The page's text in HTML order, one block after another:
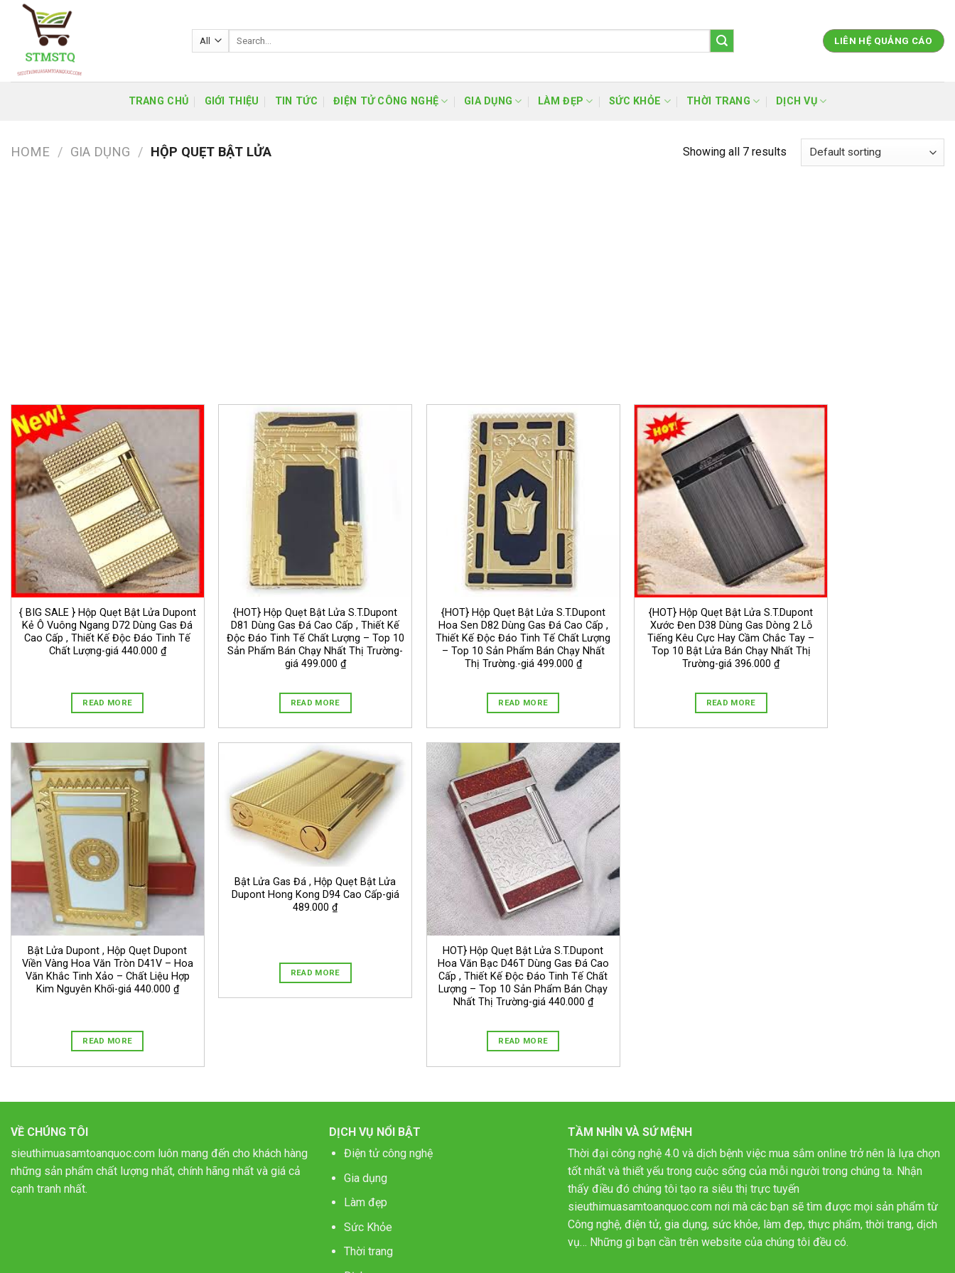
LIÊN HỆ QUẢNG CÁO
TRANG CHỦ GIỚI THIỆU TIN TỨC ĐIỆN TỬ CÔNG NGHỆ GIA DỤNG LÀM ĐẸP SỨC KHỎE THỜI TRANG DỊCH VỤ
HOME / GIA DỤNG / HỘP QUẸT BẬT LỬA Showing all 7 results
{ BIG SALE } Hộp Quẹt Bật Lửa Dupont
Kẻ Ô Vuông Ngang D72 Dùng Gas Đá
Cao Cấp , Thiết Kế Độc Đáo Tinh Tế
Chất Lượng-giá 440.000 ₫
READ MORE
{HOT} Hộp Quẹt Bật Lửa S.T.Dupont
D81 Dùng Gas Đá Cao Cấp , Thiết Kế
Độc Đáo Tinh Tế Chất Lượng – Top 10
Sản Phẩm Bán Chạy Nhất Thị Trường-
giá 499.000 ₫
READ MORE
{HOT} Hộp Quẹt Bật Lửa S.T.Dupont
Hoa Sen D82 Dùng Gas Đá Cao Cấp ,
Thiết Kế Độc Đáo Tinh Tế Chất Lượng
– Top 10 Sản Phẩm Bán Chạy Nhất
Thị Trường.-giá 499.000 ₫
READ MORE
{HOT} Hộp Quẹt Bật Lửa S.T.Dupont
Xước Đen D38 Dùng Gas Dòng 2 Lỗ
Tiếng Kêu Cực Hay Cầm Chắc Tay –
Top 10 Bật Lửa Bán Chạy Nhất Thị
Trường-giá 396.000 ₫
READ MORE
Bật Lửa Dupont , Hộp Quẹt Dupont
Viền Vàng Hoa Văn Tròn D41V – Hoa
Văn Khắc Tinh Xảo – Chất Liệu Hợp
Kim Nguyên Khối-giá 440.000 ₫
READ MORE
Bật Lửa Gas Đá , Hộp Quẹt Bật Lửa
Dupont Hong Kong D94 Cao Cấp-giá
489.000 ₫
READ MORE
HOT} Hộp Quẹt Bật Lửa S.T.Dupont
Hoa Văn Bạc D46T Dùng Gas Đá Cao
Cấp , Thiết Kế Độc Đáo Tinh Tế Chất
Lượng – Top 10 Sản Phẩm Bán Chạy
Nhất Thị Trường-giá 440.000 ₫
READ MORE
VỀ CHÚNG TÔI
sieuthimuasamtoanquoc.com luôn mang đến cho khách hàng
những sản phẩm chất lượng nhất, chính hãng nhất và giá cả
cạnh tranh nhất.
DỊCH VỤ NỔI BẬT
Điện tử công nghệ
Gia dụng
Làm đẹp
Sức Khỏe
Thời trang
TẦM NHÌN VÀ SỨ MỆNH
Thời đại công nghệ 4.0 và dịch bệnh việc mua sắm online trở nên là lựa chọn
tốt nhất và thiết yếu trong cuộc sống của mỗi người trong chúng ta. Nhận
thấy điều đó chúng tôi tạo ra siêu thị trực tuyến
sieuthimuasamtoanquoc.com nơi mà các bạn sẽ tìm được mọi sản phẩm từ
Công nghệ, điện tử, gia dụng, sức khỏe, làm đẹp, thực phẩm, thời trang, dịch
vụ… Những gì bạn cần trên website của chúng tôi đều có.